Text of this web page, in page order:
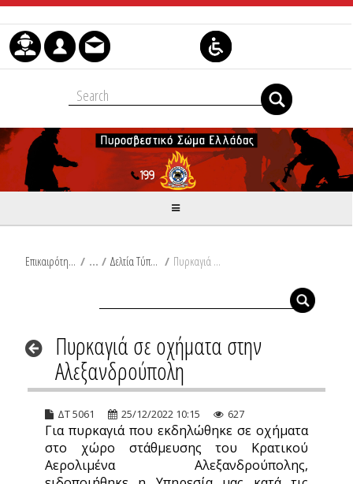
Μετάβαση στο περιεχόμενο
Επικαιρότητα / Δελτία Τύπου / Πυρκαγιά σε οχήματα στην Αλεξανδρούπολη
Πυρκαγιά σε οχήματα στην
Αλεξανδρούπολη
ΔΤ 5061 25/12/2022 10:15 627
Για πυρκαγιά που εκδηλώθηκε σε οχήματα
στο χώρο στάθμευσης του Κρατικού
Αερολιμένα Αλεξανδρούπολης,